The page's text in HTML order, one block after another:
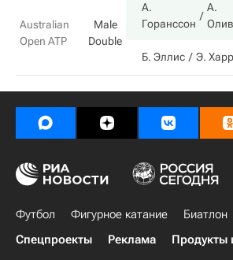
Australian
Open ATP
Male
Double
А.
Горанссон
А.
Б. Эллис Э.
Футбол Фигурное катание Биатлон
Спецпроекты
Реклама Продукты